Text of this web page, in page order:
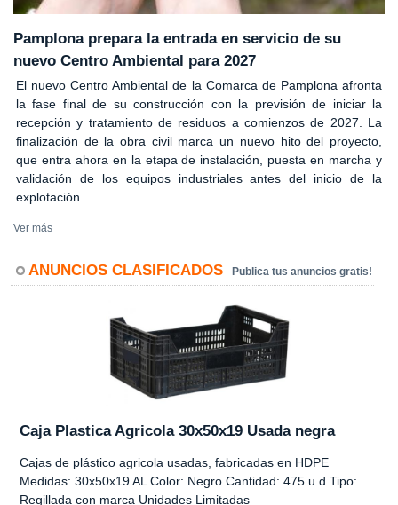
Pamplona prepara la entrada en servicio de su
nuevo Centro Ambiental para 2027
El nuevo Centro Ambiental de la Comarca de Pamplona afronta
la fase final de su construcción con la previsión de iniciar la
recepción y tratamiento de residuos a comienzos de 2027. La
finalización de la obra civil marca un nuevo hito del proyecto,
que entra ahora en la etapa de instalación, puesta en marcha y
validación de los equipos industriales antes del inicio de la
explotación.
Ver más
ANUNCIOS CLASIFICADOS Publica tus anuncios gratis!
Caja Plastica Agricola 30x50x19 Usada negra
Cajas de plástico agricola usadas, fabricadas en HDPE
Medidas: 30x50x19 AL Color: Negro Cantidad: 475 u.d Tipo:
Regillada con marca Unidades Limitadas